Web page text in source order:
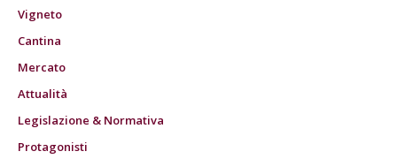
Vigneto
Cantina
Mercato
Attualità
Legislazione & Normativa
Protagonisti